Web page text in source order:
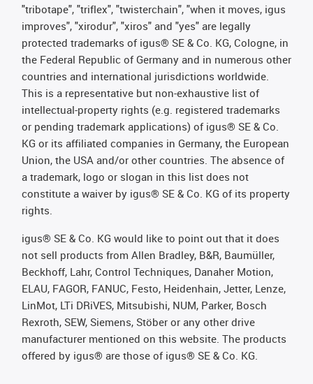
"tribotape", "triflex", "twisterchain", "when it moves, igus
improves", "xirodur", "xiros" and "yes" are legally
protected trademarks of igus® SE & Co. KG, Cologne, in
the Federal Republic of Germany and in numerous other
countries and international jurisdictions worldwide.
This is a representative but non-exhaustive list of
intellectual-property rights (e.g. registered trademarks
or pending trademark applications) of igus® SE & Co.
KG or its affiliated companies in Germany, the European
Union, the USA and/or other countries. The absence of
a trademark, logo or slogan in this list does not
constitute a waiver by igus® SE & Co. KG of its property
rights.
igus® SE & Co. KG would like to point out that it does
not sell products from Allen Bradley, B&R, Baumüller,
Beckhoff, Lahr, Control Techniques, Danaher Motion,
ELAU, FAGOR, FANUC, Festo, Heidenhain, Jetter, Lenze,
LinMot, LTi DRiVES, Mitsubishi, NUM, Parker, Bosch
Rexroth, SEW, Siemens, Stöber or any other drive
manufacturer mentioned on this website. The products
offered by igus® are those of igus® SE & Co. KG.